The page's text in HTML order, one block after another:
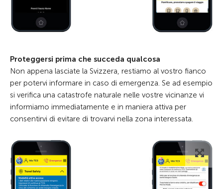
Proteggersi prima che succeda qualcosa
Non appena lasciate la Svizzera, restiamo al vostro fianco
per potervi informare in caso di emergenza. Se ad esempio
si verifica una catastrofe naturale nelle vostre vicinanze vi
informiamo immediatamente e in maniera attiva per
consentirvi di evitare di trovarvi nella zona interessata.